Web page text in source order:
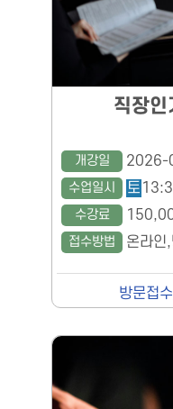
방문접
직장인
개강일 2026-
수업일시 토
수강료
접수방법 온라인